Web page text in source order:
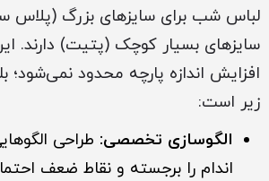
لباس شب برای سایزهای بزرگ (پلاس
سایزهای بسیار کوچک (پتیت) دارند.
افزایش اندازه پارچه محدود نمی‌شود؛
زیر است:
الگوسازی تخصصی: طراحی
اندام را برجسته و نقاط ضعف